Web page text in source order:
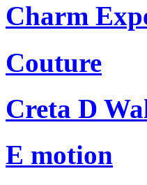
Charm
Couture
Creta D
E motion